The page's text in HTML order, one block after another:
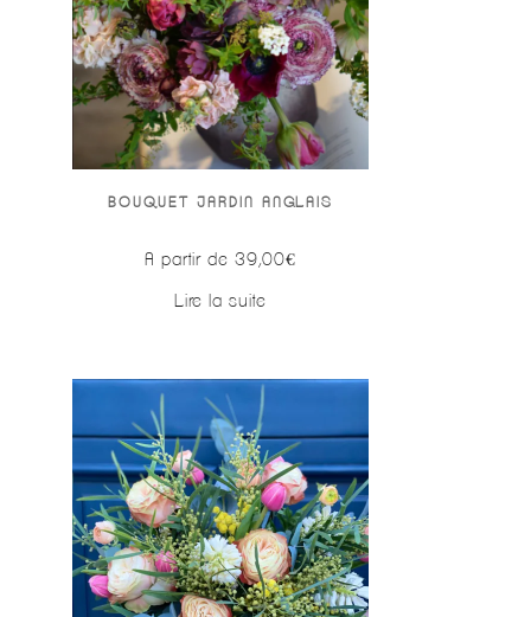
BOUQUET JARDIN ANGLAIS
A partir de39,00€
Lire la suite